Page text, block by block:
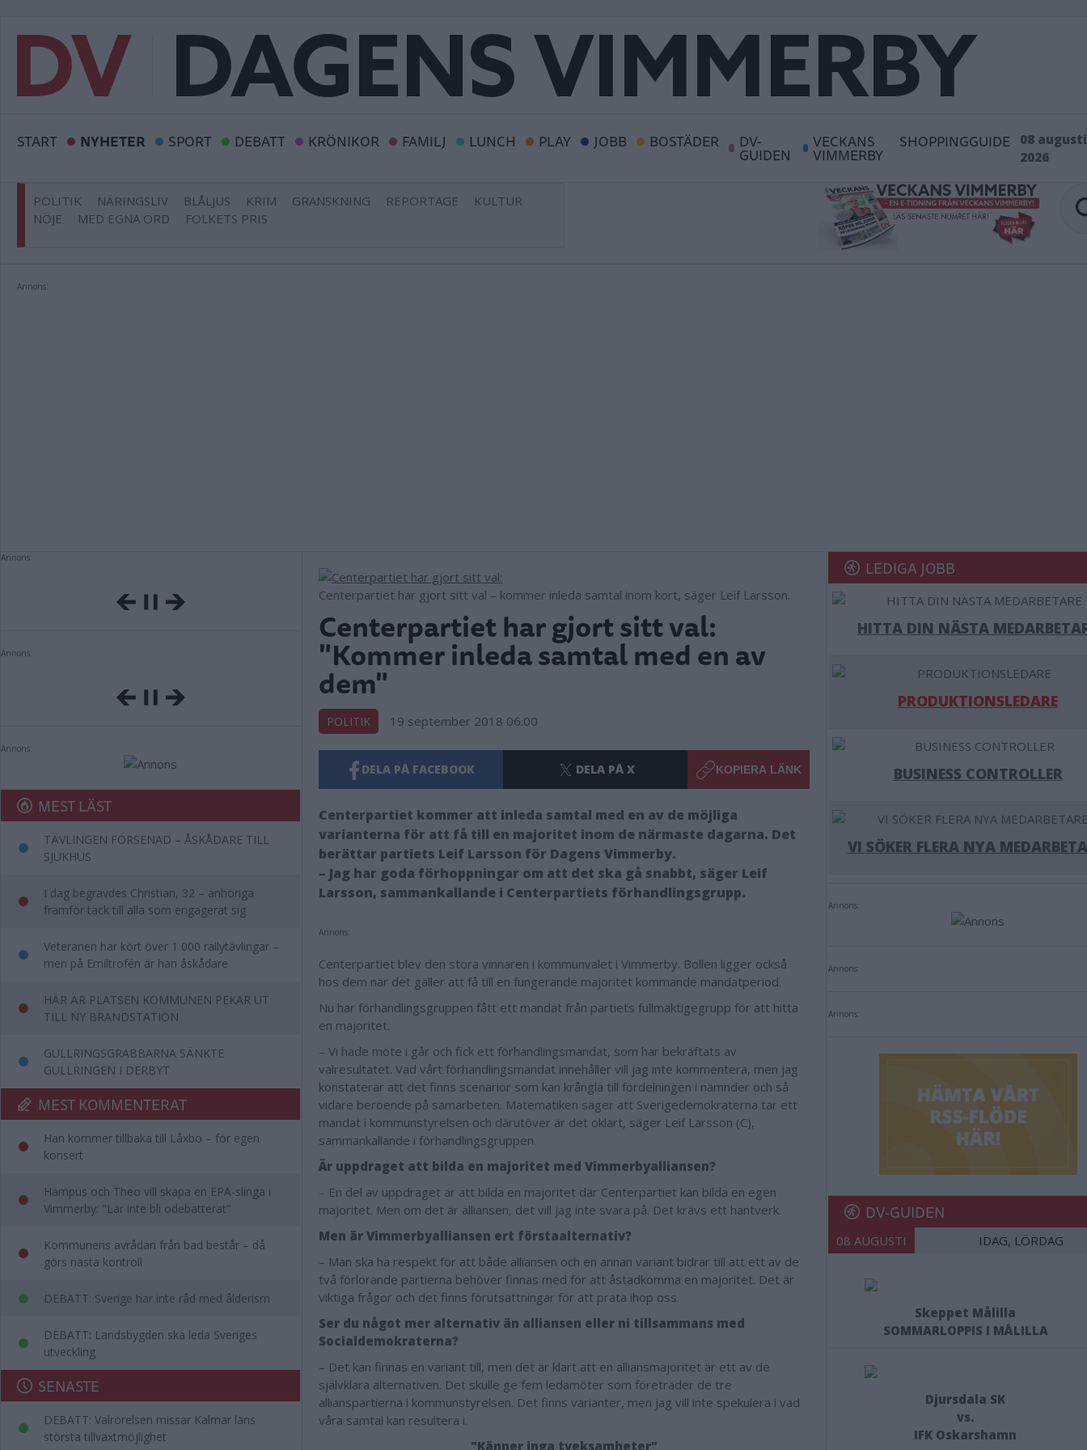
START NYHETER SPORT DEBATT KRÖNIKOR FAMILJ LUNCH PLAY JOBB BOSTÄDER DV-
GUIDEN
VECKANS
VIMMERBY
SHOPPINGGUIDE
08 augusti
2026
POLITIK NÄRINGSLIV BLÅLJUS KRIM GRANSKNING REPORTAGE
KULTUR
NÖJE
MED EGNA ORD FOLKETS PRIS
Annons:
Annons:
Annons:
Annons:
MEST LÄST
TÄVLINGEN FÖRSENAD – ÅSKÅDARE TILL
SJUKHUS
I dag begravdes Christian, 32 – anhöriga
framför tack till alla som engagerat sig
Veteranen har kört över 1 000 rallytävlingar –
men på Emiltrofén är han åskådare
HÄR ÄR PLATSEN KOMMUNEN PEKAR UT
TILL NY BRANDSTATION
GULLRINGSGRABBARNA SÄNKTE
GULLRINGEN I DERBYT
MEST KOMMENTERAT
Han kommer tillbaka till Låxbo – för egen
konsert
Hampus och Theo vill skapa en EPA-slinga i
Vimmerby: "Lär inte bli odebatterat"
Kommunens avrådan från bad består – då
görs nästa kontroll
DEBATT: Sverige har inte råd med ålderism
DEBATT: Landsbygden ska leda Sveriges
utveckling
SENASTE
DEBATT: Valrörelsen missar Kalmar läns
största tillväxtmöjlighet
Centerpartiet har gjort sitt val – kommer inleda samtal inom kort, säger Leif Larsson.
Centerpartiet har gjort sitt val:
"Kommer inleda samtal med en av
dem"
POLITIK 19 september 2018 06.00
DELA PÅ FACEBOOK DELA PÅ X KOPIERA LÄNK
Centerpartiet kommer att inleda samtal med en av de möjliga
varianterna för att få till en majoritet inom de närmaste dagarna. Det
berättar partiets Leif Larsson för Dagens Vimmerby.
– Jag har goda förhoppningar om att det ska gå snabbt, säger Leif
Larsson, sammankallande i Centerpartiets förhandlingsgrupp.
Annons:
Centerpartiet blev den stora vinnaren i kommunvalet i Vimmerby. Bollen ligger också
hos dem när det gäller att få till en fungerande majoritet kommande mandatperiod.
Nu har förhandlingsgruppen fått ett mandat från partiets fullmäktigegrupp för att hitta
en majoritet.
– Vi hade möte i går och fick ett förhandlingsmandat, som har bekräftats av
valresultatet. Vad vårt förhandlingsmandat innehåller vill jag inte kommentera, men jag
konstaterar att det finns scenarior som kan krångla till fördelningen i nämnder och så
vidare beroende på samarbeten. Matematiken säger att Sverigedemokraterna tar ett
mandat i kommunstyrelsen och därutöver är det oklart, säger Leif Larsson (C),
sammankallande i förhandlingsgruppen.
Är uppdraget att bilda en majoritet med Vimmerbyalliansen?
– En del av uppdraget är att bilda en majoritet där Centerpartiet kan bilda en egen
majoritet. Men om det är alliansen, det vill jag inte svara på. Det krävs ett hantverk.
Men är Vimmerbyalliansen ert förstaalternativ?
– Man ska ha respekt för att både alliansen och en annan variant bidrar till att ett av de
två förlorande partierna behöver finnas med för att åstadkomma en majoritet. Det är
viktiga frågor och det finns förutsättningar för att prata ihop oss.
Ser du något mer alternativ än alliansen eller ni tillsammans med
Socialdemokraterna?
– Det kan finnas en variant till, men det är klart att en alliansmajoritet är ett av de
självklara alternativen. Det skulle ge fem ledamöter som företräder de tre
allianspartierna i kommunstyrelsen. Det finns varianter, men jag vill inte spekulera i vad
våra samtal kan resultera i.
"Känner inga tveksamheter"
LEDIGA JOBB
HITTA DIN NÄSTA
PRODUKTIONSLEDARE
BUSINESS CONTROLLER
VI SÖKER FLERA NYA
Annons:
Annons:
Annons:
DV-GUIDEN
08 AUGUSTI IDAG, LÖRDAG
Skeppet Målilla
SOMMARLOPPIS I MÅLILLA
Djursdala SK
vs.
IFK Oskarshamn